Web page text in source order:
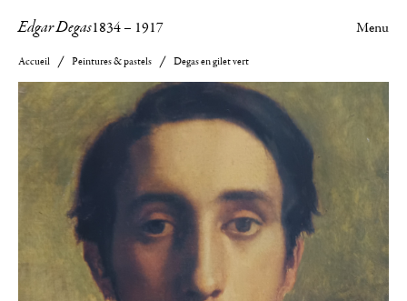
Edgar Degas1834– 1917 Menu
Accueil Peintures & pastels Degas en gilet vert